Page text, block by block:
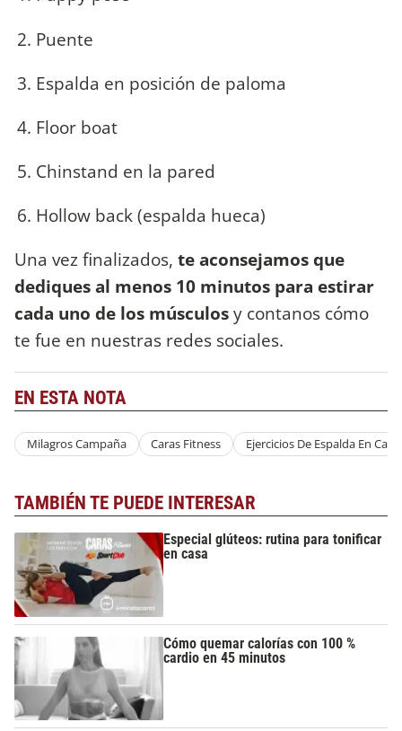
Puente
Espalda en posición de paloma
Floor boat
Chinstand en la pared
Hollow back (espalda hueca)
Una vez finalizados, te aconsejamos que
dediques al menos 10 minutos para estirar
cada uno de los músculosy contanos cómo
te fue en nuestras redes sociales.
EN ESTA NOTA
Milagros Campaña Caras Fitness Ejercicios De Espalda En Casa
TAMBIÉN TE PUEDE INTERESAR
Especial glúteos: rutina para tonificar
en casa
Cómo quemar calorías con 100 %
cardio en 45 minutos